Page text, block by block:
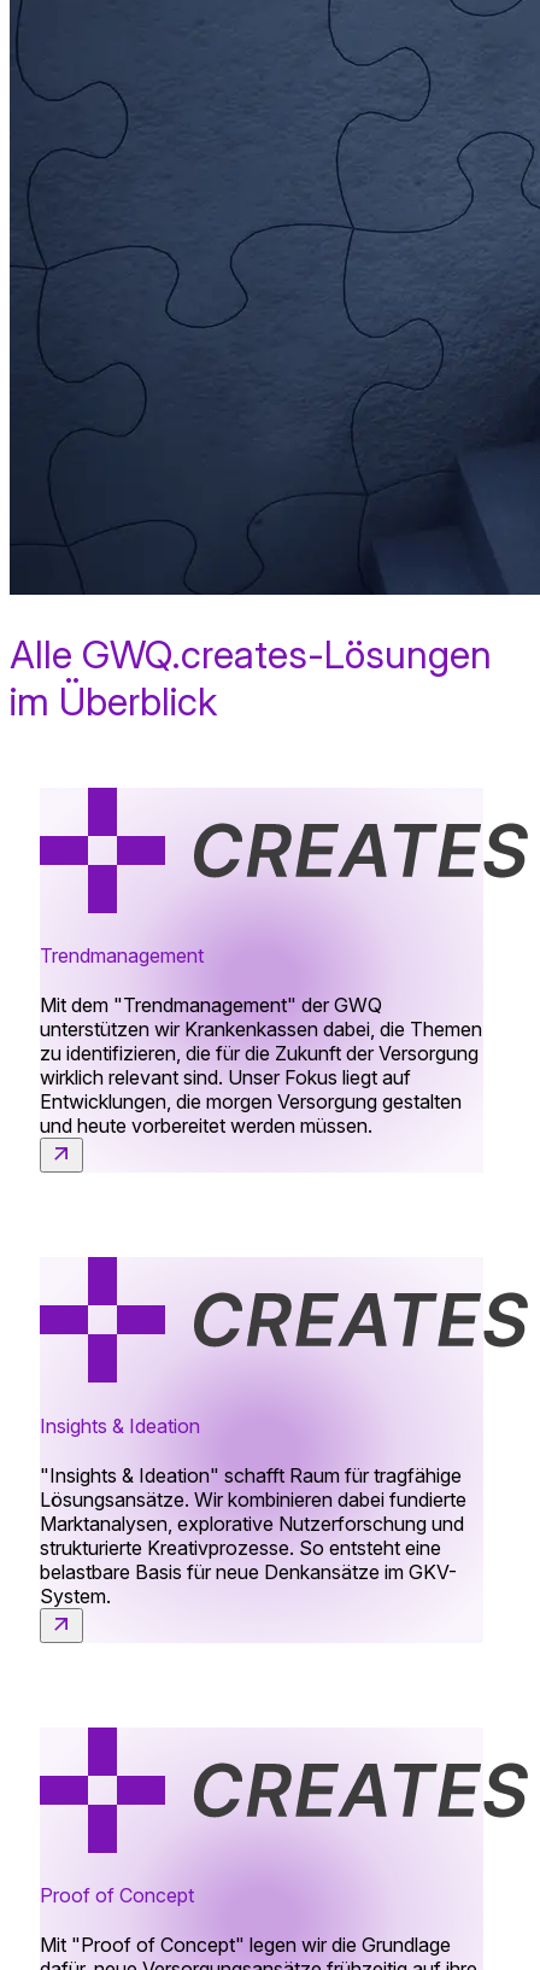
Alle GWQ.creates-Lösungen
im Überblick
Trendmanagement
Mit dem "Trendmanagement" der GWQ
unterstützen wir Krankenkassen dabei, die Themen
zu identifizieren, die für die Zukunft der Versorgung
wirklich relevant sind. Unser Fokus liegt auf
Entwicklungen, die morgen Versorgung gestalten
und heute vorbereitet werden müssen.
Insights & Ideation
"Insights & Ideation" schafft Raum für tragfähige
Lösungsansätze. Wir kombinieren dabei fundierte
Marktanalysen, explorative Nutzerforschung und
strukturierte Kreativprozesse. So entsteht eine
belastbare Basis für neue Denkansätze im GKV-
System.
Proof of Concept
Mit "Proof of Concept" legen wir die Grundlage